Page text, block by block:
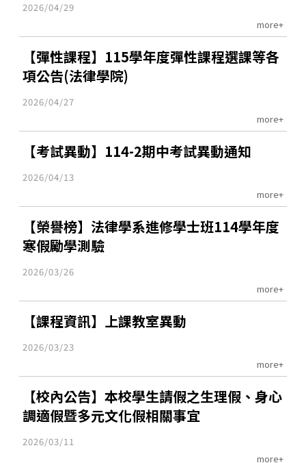
2026/04/29
more+
【彈性課程】115學年度彈性課程選課等各
項公告(法律學院)
2026/04/27
more+
【考試異動】114-2期中考試異動通知
2026/04/13
more+
【榮譽榜】法律學系進修學士班114學年度
寒假勵學測驗
2026/03/26
more+
【課程資訊】上課教室異動
2026/03/23
more+
【校內公告】本校學生請假之生理假、身心
調適假暨多元文化假相關事宜
2026/03/11
more+